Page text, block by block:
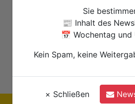
Ihre Anzeige hier?
Sie
📰 Inhalt des
📅 Wochentag und
Kein Spam, keine
× Schließen